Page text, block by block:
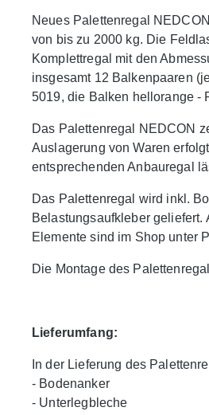
Neues Palettenregal
von bis zu 2000 kg. Die
Komplettregal mit den
insgesamt 12 Balkenpaaren
5019, die Balken hellorange -
Das Palettenregal NEDCON
Auslagerung von Waren
entsprechenden Anbauregal
Das Palettenregal wird inkl.
Belastungsaufkleber
Elemente sind im Shop unter
Die Montage des
Lieferumfang:
In der Lieferung des
- Bodenanker
- Unterlegbleche